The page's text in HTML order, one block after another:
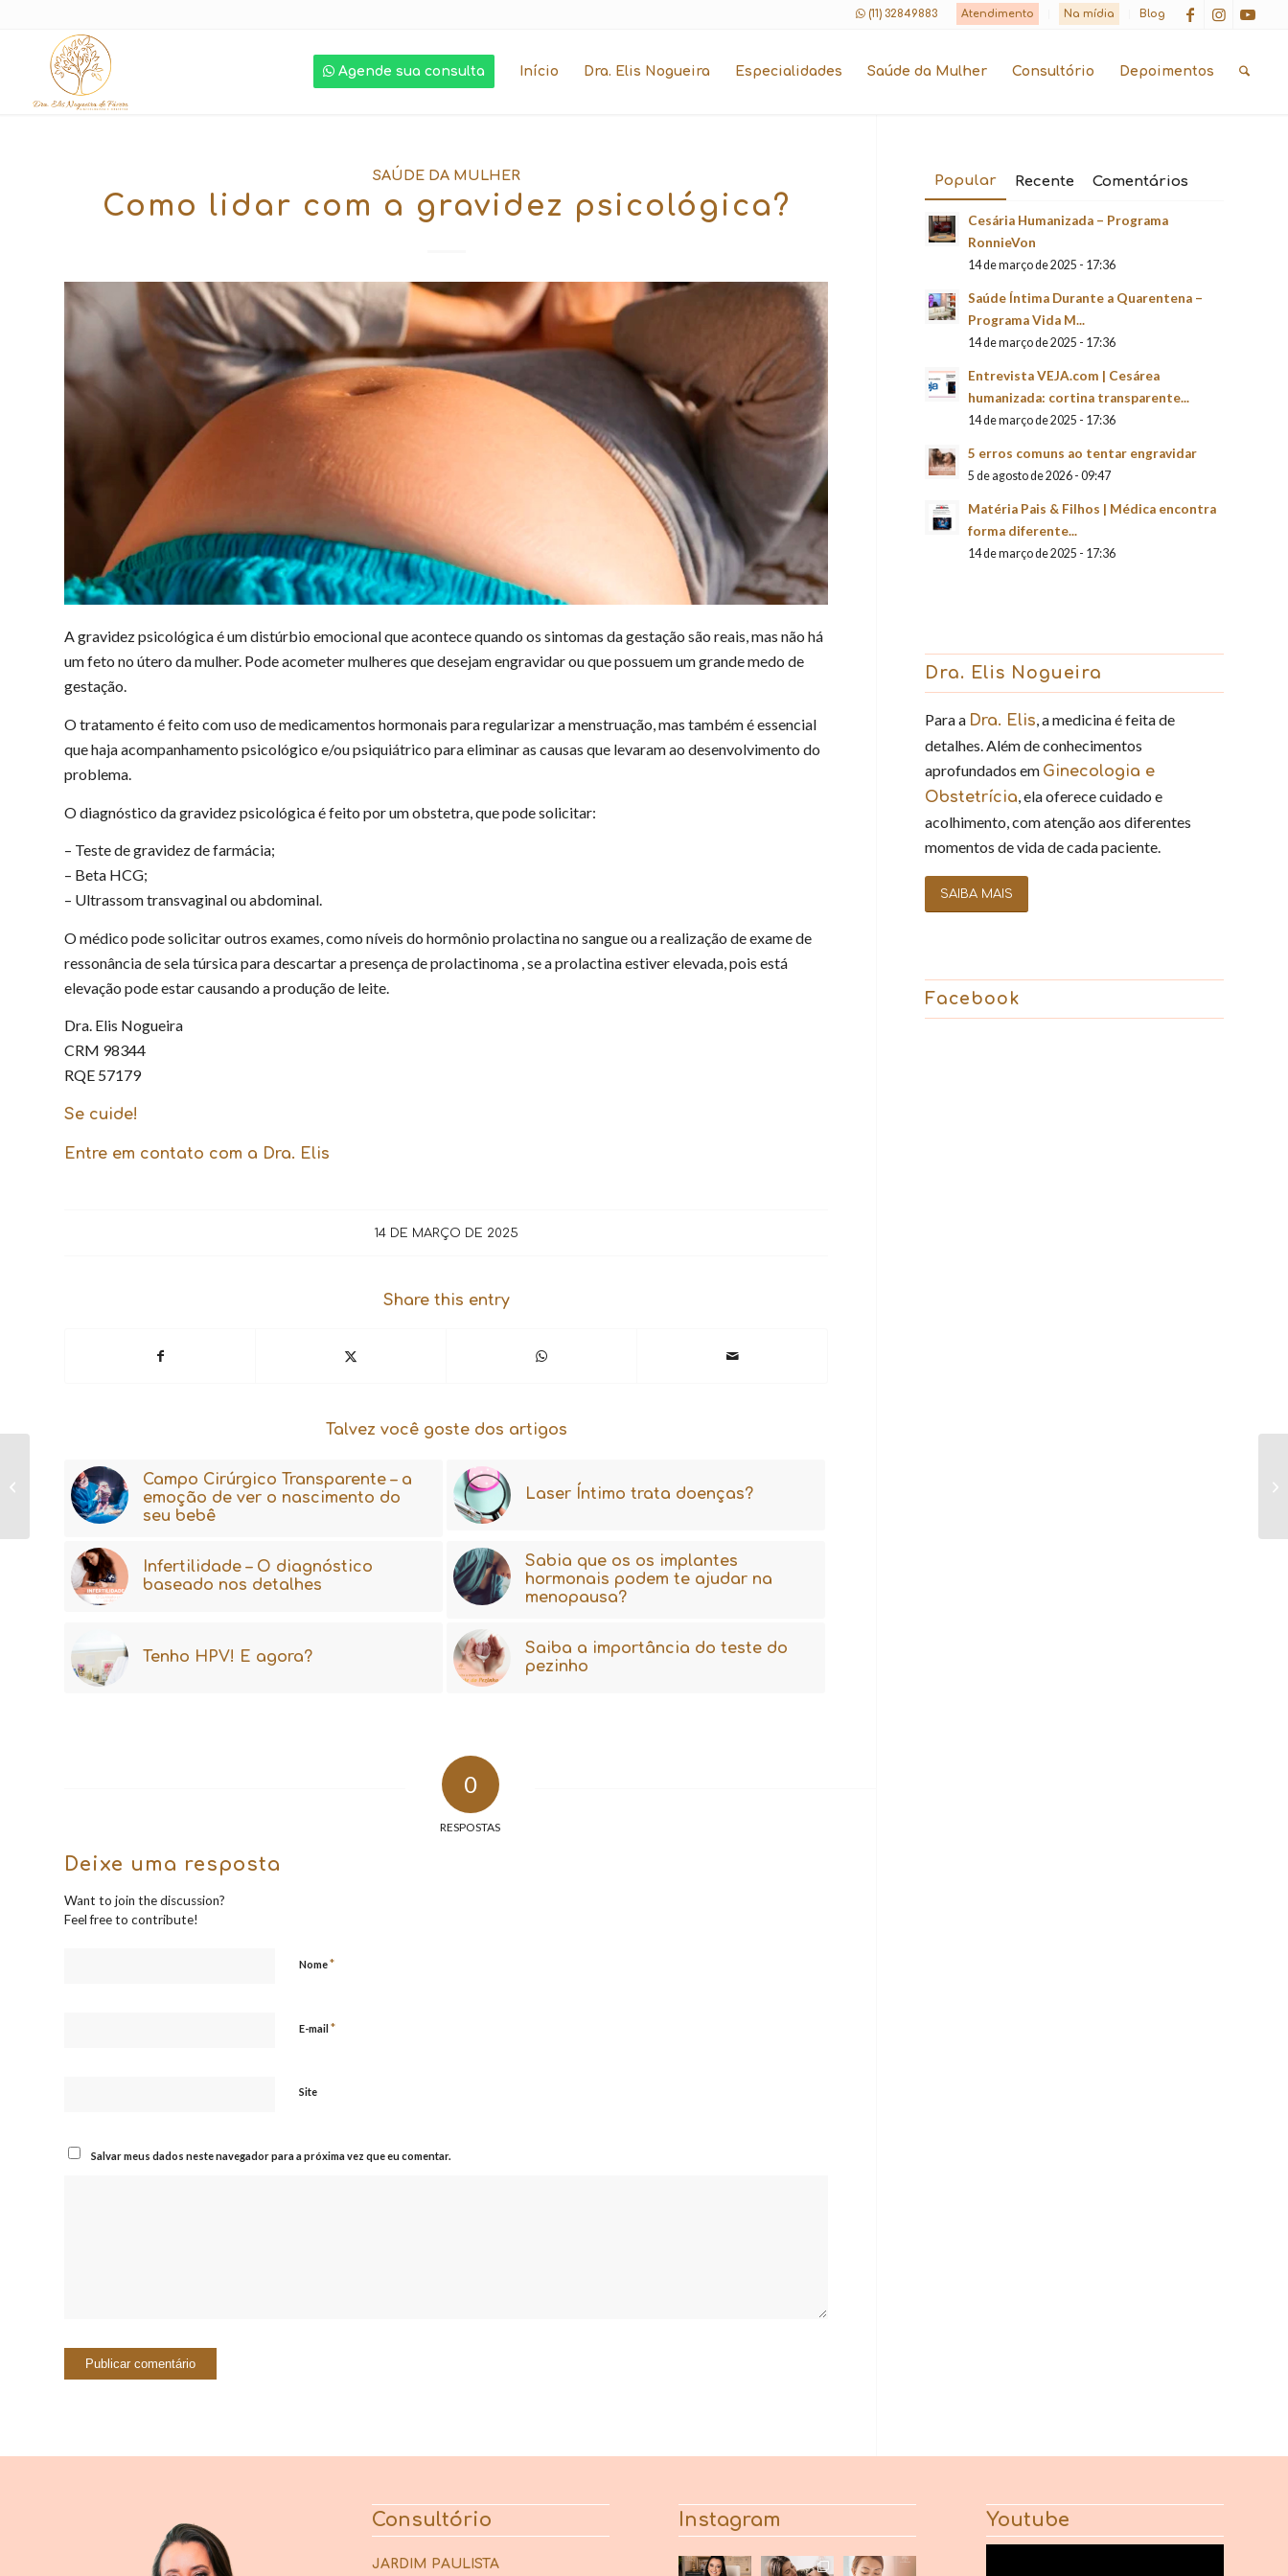
Atendimento Na mídia Blog
(11) 32849883
Agende sua consulta Início Dra. Elis Nogueira Especialidades Saúde da Mulher Consultório Depoimentos
SAÚDE DA MULHER
Como lidar com a gravidez psicológica?
A gravidez psicológica é um distúrbio emocional que acontece quando os sintomas da gestação são reais, mas não há
um feto no útero da mulher. Pode acometer mulheres que desejam engravidar ou que possuem um grande medo de
gestação.
O tratamento é feito com uso de medicamentos hormonais para regularizar a menstruação, mas também é essencial
que haja acompanhamento psicológico e/ou psiquiátrico para eliminar as causas que levaram ao desenvolvimento do
problema.
O diagnóstico da gravidez psicológica é feito por um obstetra, que pode solicitar:
– Teste de gravidez de farmácia;
– Beta HCG;
– Ultrassom transvaginal ou abdominal.
O médico pode solicitar outros exames, como níveis do hormônio prolactina no sangue ou a realização de exame de
ressonância de sela túrsica para descartar a presença de prolactinoma , se a prolactina estiver elevada, pois está
elevação pode estar causando a produção de leite.
Dra. Elis Nogueira
CRM 98344
RQE 57179
Se cuide!
Entre em contato com a Dra. Elis
14 DE MARÇO DE 2025
Share this entry
Talvez você goste dos artigos
Campo Cirúrgico Transparente – a
emoção de ver o nascimento do
seu bebê
Laser Íntimo trata doenças?
Infertilidade – O diagnóstico
baseado nos detalhes
Sabia que os os implantes
hormonais podem te ajudar na
menopausa?
Tenho HPV! E agora?
Saiba a importância do teste do
pezinho
0
RESPOSTAS
Deixe uma resposta
Want to join the discussion?
Feel free to contribute!
Nome*
E-mail *
Site
Salvar meus dados neste navegador para a próxima vez que eu comentar.
Popular Recente Comentários
Cesária Humanizada – Programa
RonnieVon
14 de março de 2025 - 17:36
Saúde Íntima Durante a Quarentena –
Programa Vida M...
14 de março de 2025 - 17:36
Entrevista VEJA.com | Cesárea
humanizada: cortina transparente...
14 de março de 2025 - 17:36
5 erros comuns ao tentar engravidar
5 de agosto de 2026 - 09:47
Matéria Pais & Filhos | Médica encontra
forma diferente...
14 de março de 2025 - 17:36
Dra. Elis Nogueira
Para a Dra. Elis, a medicina é feita de
detalhes. Além de conhecimentos
aprofundados em Ginecologia e
Obstetrícia, ela oferece cuidado e
acolhimento, com atenção aos diferentes
momentos de vida de cada paciente.
SAIBA MAIS
Facebook
Consultório
JARDIM PAULISTA
Instagram Youtube
Gravidez tardia é um
problema?